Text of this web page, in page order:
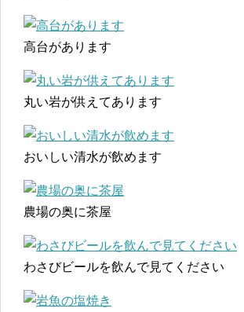
高台があります
丸い岩が供えてあります
おいしい清水が飲めます
農場の奥に茶屋
わさびビールを飲んで見てください